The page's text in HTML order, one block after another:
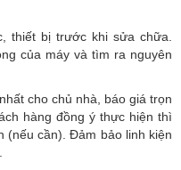
thiết bị trước khi sửa chữa.
của máy và tìm ra nguyên
cho chủ nhà, báo giá trọn
hàng đồng ý thực hiện thì
(nếu cần). Đảm bảo linh kiện